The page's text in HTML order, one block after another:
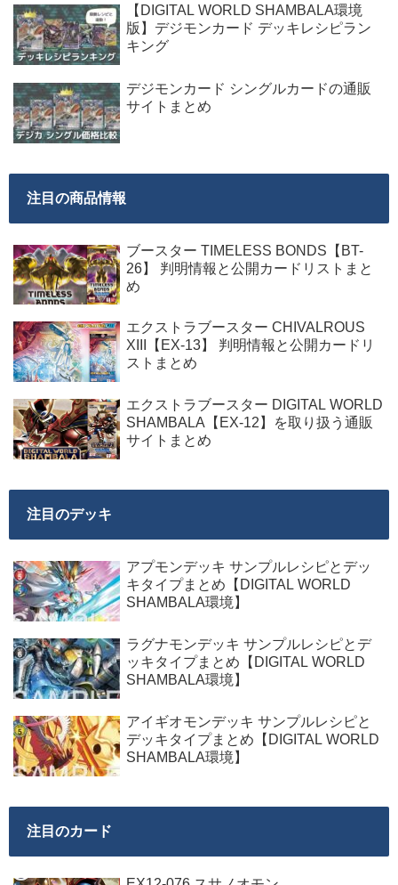
【DIGITAL WORLD SHAMBALA環境
版】デジモンカード デッキレシピラン
キング
デジモンカード シングルカードの通販
サイトまとめ
注目の商品情報
ブースター TIMELESS BONDS【BT-
26】 判明情報と公開カードリストまと
め
エクストラブースター CHIVALROUS
XIII【EX-13】 判明情報と公開カードリ
ストまとめ
エクストラブースター DIGITAL WORLD
SHAMBALA【EX-12】を取り扱う通販
サイトまとめ
注目のデッキ
アプモンデッキ サンプルレシピとデッ
キタイプまとめ【DIGITAL WORLD
SHAMBALA環境】
ラグナモンデッキ サンプルレシピとデ
ッキタイプまとめ【DIGITAL WORLD
SHAMBALA環境】
アイギオモンデッキ サンプルレシピと
デッキタイプまとめ【DIGITAL WORLD
SHAMBALA環境】
注目のカード